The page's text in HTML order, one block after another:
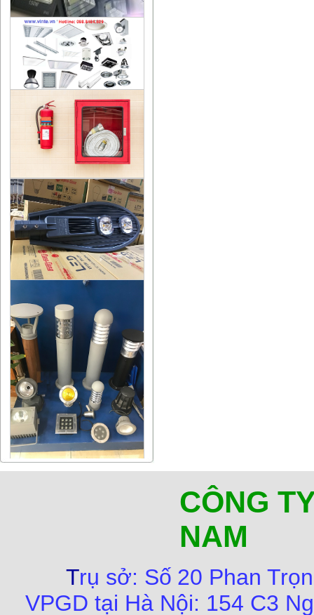
CÔNG
NAM
Trụ sở: Số 20 Phan
VPGD tại Hà Nội: 154 C3